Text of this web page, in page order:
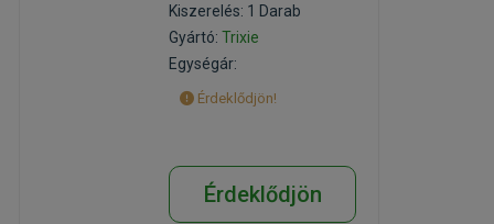
Kiszerelés: 1 Darab
Gyártó:Trixie
Egységár:
Érdeklődjön!
Érdeklődjön